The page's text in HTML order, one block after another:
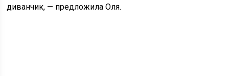
диванчик, — предложила Оля.